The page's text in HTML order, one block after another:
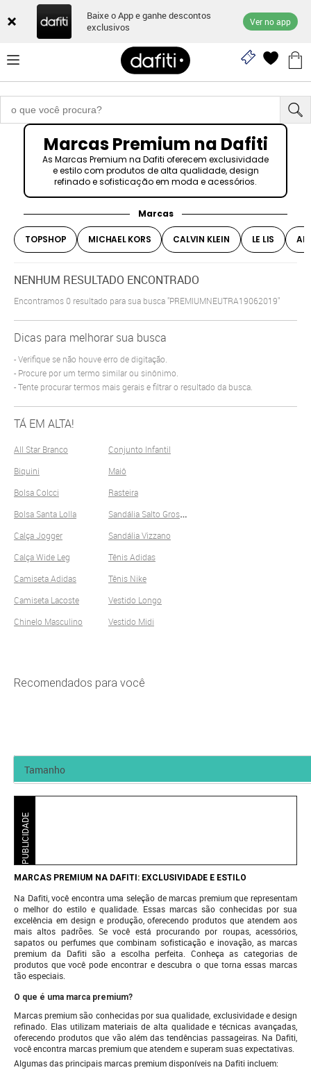
Baixe o App e ganhe descontos
exclusivos
Ver no app
Marcas Premium na Dafiti
As Marcas Premium na Dafiti oferecem exclusividade
e estilo com produtos de alta qualidade, design
refinado e sofisticação em moda e acessórios.
Marcas
TOPSHOP MICHAEL KORS CALVIN KLEIN LE LIS
NENHUM RESULTADO ENCONTRADO
Encontramos0 resultado para sua busca"PREMIUMNEUTRA19062019"
Dicas para melhorar sua busca
Verifique se não houve erro de digitação.
Procure por um termo similar ou sinônimo.
Tente procurar termos mais gerais e filtrar o resultado da busca.
TÁ EM ALTA!
All Star Branco
Biquini
Bolsa Colcci
Bolsa Santa Lolla
Calça Jogger
Calça Wide Leg
Camiseta Adidas
Camiseta Lacoste
Chinelo Masculino
Conjunto Infantil
Maiô
Rasteira
S
andália Salto Grosso
Sandália Vizzano
Tênis Adidas
Tênis Nike
Vestido Longo
Vestido Midi
Recomendados para você
PUBLICIDADE
MARCAS PREMIUM NA DAFITI: EXCLUSIVIDADE E ESTILO
Na Dafiti, você encontra uma seleção de marcas premium que representam
o melhor do estilo e qualidade. Essas marcas são conhecidas por sua
excelência em design e produção, oferecendo produtos que atendem aos
mais altos padrões. Se você está procurando por roupas, acessórios,
sapatos ou perfumes que combinam sofisticação e inovação, as marcas
premium da Dafiti são a escolha perfeita. Conheça as categorias de
produtos que você pode encontrar e descubra o que torna essas marcas
tão especiais.
O que é uma marca premium?
Marcas premium são conhecidas por sua qualidade, exclusividade e design
refinado. Elas utilizam materiais de alta qualidade e técnicas avançadas,
oferecendo produtos que vão além das tendências passageiras. Na Dafiti,
você encontra marcas premium que atendem e superam suas expectativas.
Algumas das principais marcas premium disponíveis na Dafiti incluem: